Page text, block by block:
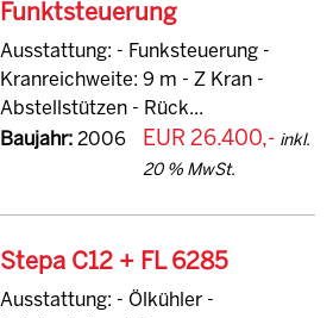
Funktsteuerung
Ausstattung: - Funksteuerung -
Kranreichweite: 9 m - Z Kran -
Abstellstützen - Rück...
Baujahr:2006 EUR 26.400,- inkl.
20 % MwSt.
Stepa C12 + FL 6285
Ausstattung: - Ölkühler -